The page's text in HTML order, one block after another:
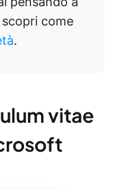
come
.
vitae